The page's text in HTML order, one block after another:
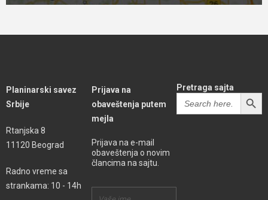
Planinarski savez
Srbije
Rtanjska 8
11120 Beograd
Radno vreme sa
strankama: 10 - 14h
Prijava na
obaveštenja putem
mejla
Prijava na e-mail
obaveštenja o novim
člancima na sajtu.
Pretraga sajta
Search
for:
SEARCH